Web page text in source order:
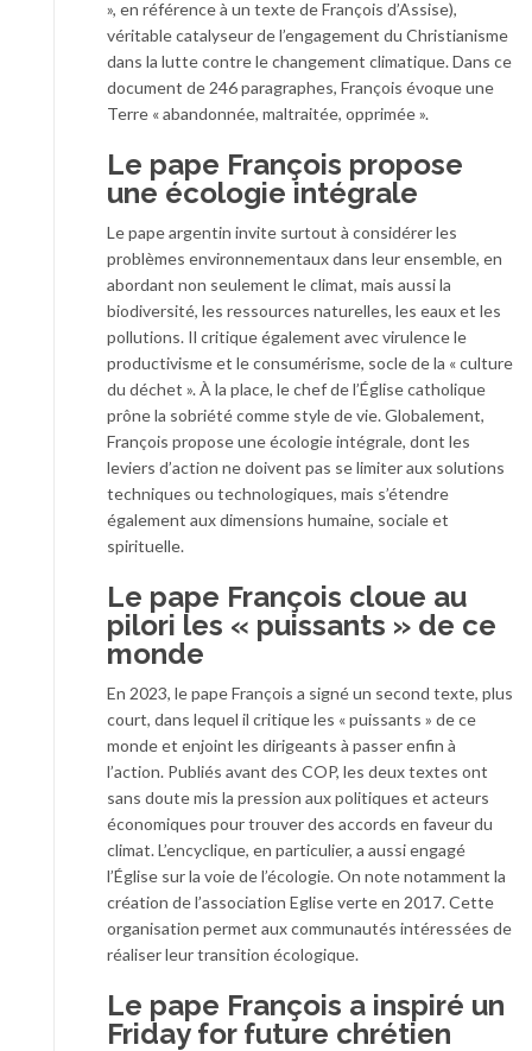
», en référence à un texte de François d’Assise),
véritable catalyseur de l’engagement du Christianisme
dans la lutte contre le changement climatique. Dans ce
document de 246 paragraphes, François évoque une
Terre « abandonnée, maltraitée, opprimée ».
Le pape François propose
une écologie intégrale
Le pape argentin invite surtout à considérer les
problèmes environnementaux dans leur ensemble, en
abordant non seulement le climat, mais aussi la
biodiversité, les ressources naturelles, les eaux et les
pollutions. Il critique également avec virulence le
productivisme et le consumérisme, socle de la « culture
du déchet ». À la place, le chef de l’Église catholique
prône la sobriété comme style de vie. Globalement,
François propose une écologie intégrale, dont les
leviers d’action ne doivent pas se limiter aux solutions
techniques ou technologiques, mais s’étendre
également aux dimensions humaine, sociale et
spirituelle.
Le pape François cloue au
pilori les « puissants » de ce
monde
En 2023, le pape François a signé un second texte, plus
court, dans lequel il critique les « puissants » de ce
monde et enjoint les dirigeants à passer enfin à
l’action. Publiés avant des COP, les deux textes ont
sans doute mis la pression aux politiques et acteurs
économiques pour trouver des accords en faveur du
climat. L’encyclique, en particulier, a aussi engagé
l’Église sur la voie de l’écologie. On note notamment la
création de l’association Eglise verte en 2017. Cette
organisation permet aux communautés intéressées de
réaliser leur transition écologique.
Le pape François a inspiré un
Friday for future chrétien